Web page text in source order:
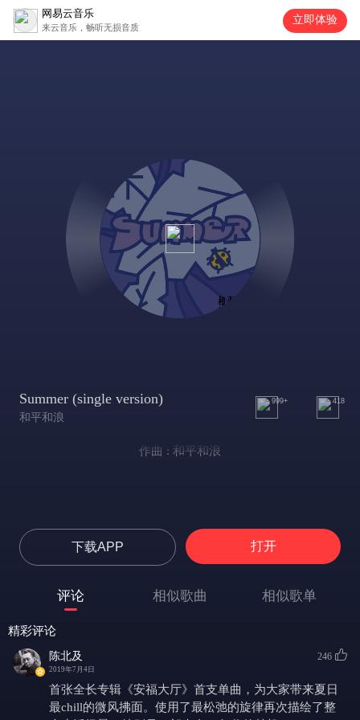
网易云音乐
来云音乐，畅听无损音质
立即体验
Summer (single version)
和平和浪
999+ 418
作曲 : 和平和浪
下载APP 打开
评论 相似歌曲 相似歌单
精彩评论
陈北及
2019年7月4日
246
首张全长专辑《安福大厅》首支单曲，为大家带来夏日
最chill的微风拂面。使用了最松弛的旋律再次描绘了整